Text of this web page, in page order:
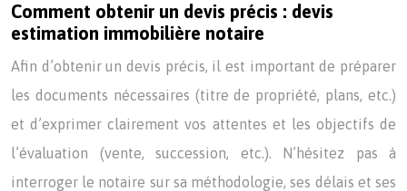
Comment obtenir un devis précis : devis
estimation immobilière notaire
Afin d’obtenir un devis précis, il est important de préparer
les documents nécessaires (titre de propriété, plans, etc.)
et d’exprimer clairement vos attentes et les objectifs de
l’évaluation (vente, succession, etc.). N’hésitez pas à
interroger le notaire sur sa méthodologie, ses délais et ses